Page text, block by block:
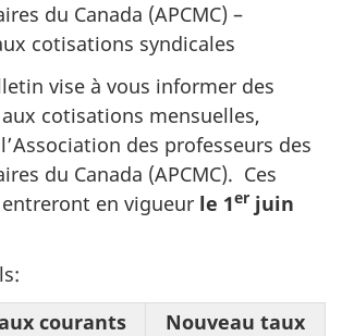
du Canada (APCMC) –
cotisations syndicales
vise à vous informer des
cotisations mensuelles,
des professeurs des
du Canada (APCMC). Ces
en vigueur le 1er juin
courants
Nouveau taux